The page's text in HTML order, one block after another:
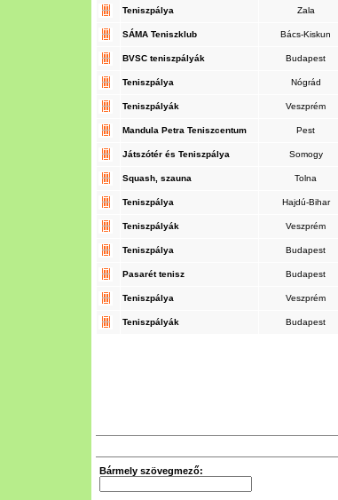
Teniszpálya Zala
SÁMA Teniszklub Bács-Kiskun
BVSC teniszpályák Budapest
Teniszpálya Nógrád
Teniszpályák Veszprém
Mandula Petra Teniszcentum Pest
Játszótér és Teniszpálya Somogy
Squash, szauna Tolna
Teniszpálya Hajdú-Bihar
Teniszpályák Veszprém
Teniszpálya Budapest
Pasarét tenisz Budapest
Teniszpálya Veszprém
Teniszpályák Budapest
Bármely szövegmező: